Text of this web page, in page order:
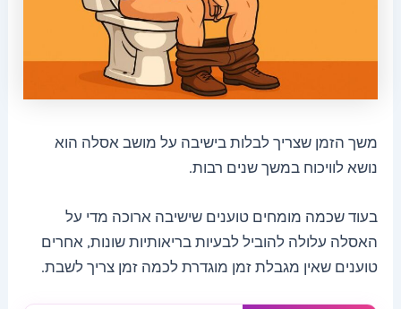
משך הזמן שצריך לבלות בישיבה על מושב אסלה הוא
נושא לוויכוח במשך שנים רבות.
בעוד שכמה מומחים טוענים שישיבה ארוכה מדי על
האסלה עלולה להוביל לבעיות בריאותיות שונות, אחרים
טוענים שאין מגבלת זמן מוגדרת לכמה זמן צריך לשבת.